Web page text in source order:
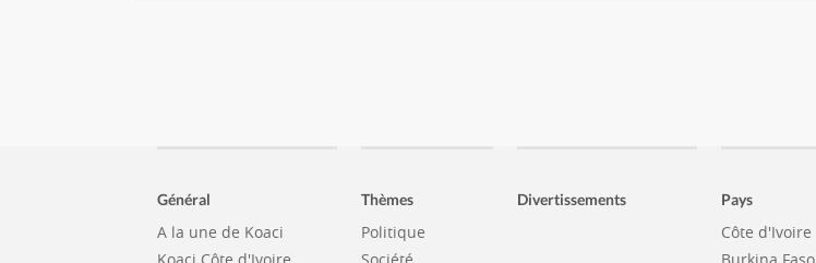
Général
A la une de Koaci
Thèmes
Politique
Divertissements Pays
Côte d'Ivoire